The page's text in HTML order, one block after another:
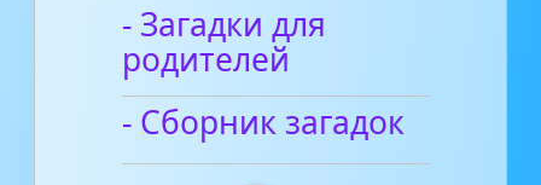
- Загадки для
родителей
- Сборник загадок